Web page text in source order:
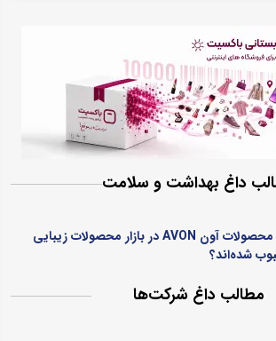
داغ بهداشت و سلامت
چرا محصولات آون AVON در بازار محصولات زیبایی
شده‌اند؟
مطالب داغ شرکت‌ها